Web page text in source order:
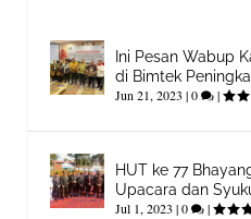
Ini Pesan Wabup
di Bimtek
Jun 21, 2023 |0 |
HUT ke 77
Upacara dan
Jul 1, 2023 |0 |